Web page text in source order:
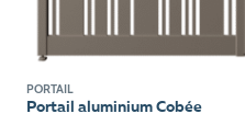
PORTAIL
Portail aluminium Cobée